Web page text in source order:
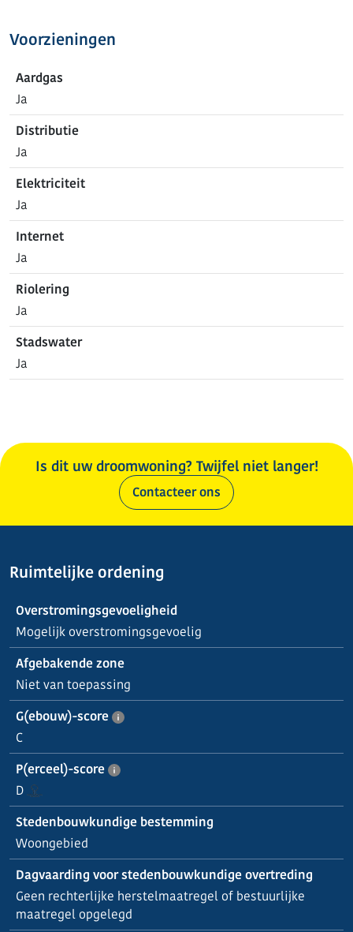
Voorzieningen
Aardgas
Ja
Distributie
Ja
Elektriciteit
Ja
Internet
Ja
Riolering
Ja
Stadswater
Ja
Is dit uw droomwoning? Twijfel niet langer!
Contacteer ons
Ruimtelijke ordening
Overstromingsgevoeligheid
Mogelijk overstromingsgevoelig
Afgebakende zone
Niet van toepassing
G(ebouw)-score
C
P(erceel)-score
D
Stedenbouwkundige bestemming
Woongebied
Dagvaarding voor stedenbouwkundige overtreding
Geen rechterlijke herstelmaatregel of bestuurlijke
maatregel opgelegd